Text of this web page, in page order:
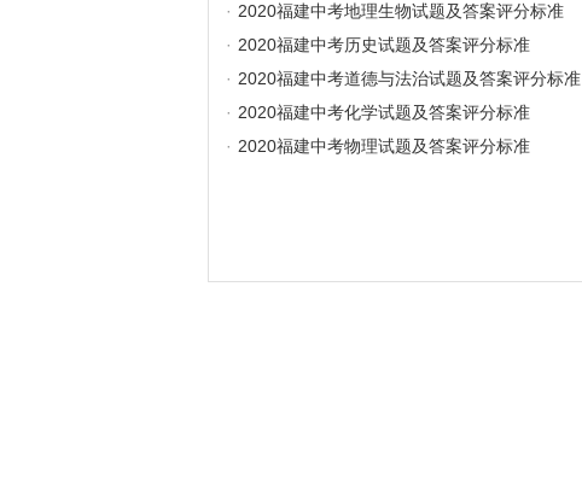
· 2020福建中考地理生物试题及答案评分标准
· 2020福建中考历史试题及答案评分标准
· 2020福建中考道德与法治试题及答案评分标准
· 2020福建中考化学试题及答案评分标准
· 2020福建中考物理试题及答案评分标准